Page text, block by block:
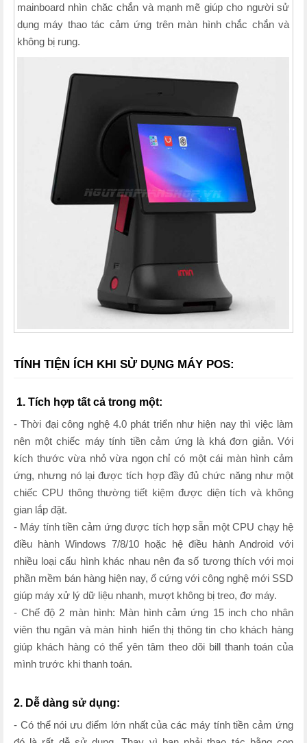
mainboard nhìn chăc chắn và mạnh mẽ giúp cho người sử
dụng máy thao tác cảm ứng trên màn hình chắc chắn và
không bị rung.
TÍNH TIỆN ÍCH KHI SỬ DỤNG MÁY POS:
1. Tích hợp tất cả trong một:
- Thời đại công nghệ 4.0 phát triển như hiện nay thì việc làm
nên một chiếc máy tính tiền cảm ứng là khá đơn giản. Với
kích thước vừa nhỏ vừa ngọn chỉ có một cái màn hình cảm
ứng, nhưng nó lại được tích hợp đầy đủ chức năng như một
chiếc CPU thông thường tiết kiệm được diện tích và không
gian lắp đặt.
- Máy tính tiền cảm ứng được tích hợp sẵn một CPU chạy hệ
điều hành Windows 7/8/10 hoặc hệ điều hành Android với
nhiều loại cấu hình khác nhau nên đa số tương thích với mọi
phần mềm bán hàng hiện nay, ổ cứng với công nghệ mới SSD
giúp máy xử lý dữ liệu nhanh, mượt không bị treo, đơ máy.
- Chế độ 2 màn hình: Màn hình cảm ứng 15 inch cho nhân
viên thu ngân và màn hình hiển thị thông tin cho khách hàng
giúp khách hàng có thể yên tâm theo dõi bill thanh toán của
mình trước khi thanh toán.
2. Dễ dàng sử dụng:
- Có thể nói ưu điểm lớn nhất của các máy tính tiền cảm ứng